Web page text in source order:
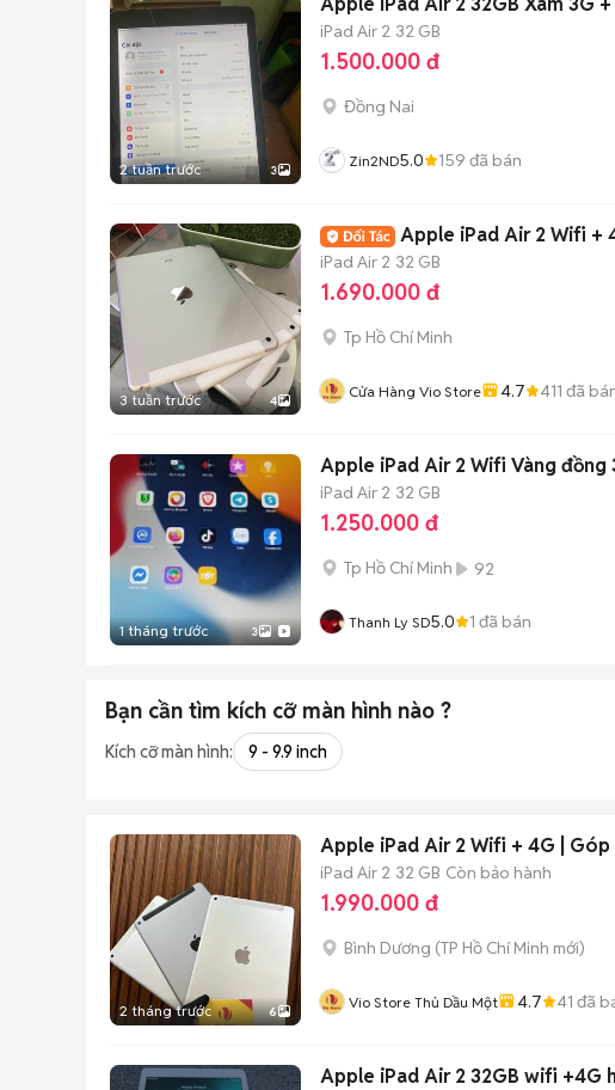
2 tuần trước 3
iPad Air 2 32 GB
1.500.000 đ
Đồng Nai
Zin2ND5.0 159 đã bán
3 tuần trước 4
Apple iPad Air 2 Wifi +
iPad Air 2 32 GB
1.690.000 đ
Tp Hồ Chí Minh
Cửa Hàng Vio Store 4.7 411 đã
1 tháng trước 3
Apple iPad Air 2 Wifi Vàng đồng
iPad Air 2 32 GB
1.250.000 đ
Tp Hồ Chí Minh 92
Thanh Ly SD5.0 1 đã bán
Bạn cần tìm kích cỡ màn hình nào ?
Kích cỡ màn hình: 9 - 9.9 inch
2 tháng trước 6
Apple iPad Air 2 Wifi + 4G | Góp
iPad Air 2 32 GB Còn bảo hành
1.990.000 đ
Bình Dương (TP Hồ Chí Minh mới)
Vio Store Thủ Dầu Một 4.7 41 đã
Apple iPad Air 2 32GB wifi +4G